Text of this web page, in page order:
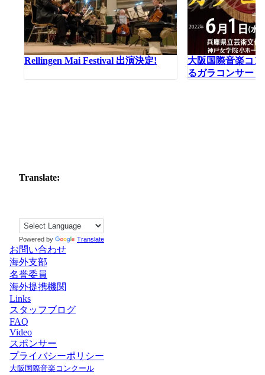
Rellingen Mai Festival 出演決定!
大阪国際音楽コ
るガラコンサート
Translate:
Powered by Translate
お問い合わせ
海外支部
名誉委員
海外提携機関
Links
スタッフブログ
FAQ
Video
スポンサー
プライバシーポリシー
大阪国際音楽コンクール